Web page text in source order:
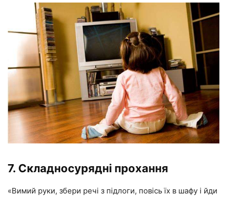
7. Складносурядні прохання
«Вимий руки, збери речі з підлоги, повісь їх в шафу і йди